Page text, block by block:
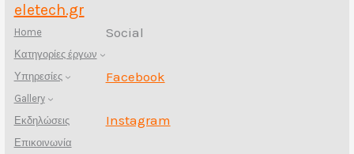
eletech.gr
Home
Κατηγορίες έργων
Υπηρεσίες
Gallery
Εκδηλώσεις
Επικοινωνία
Social
Facebook
Instagram